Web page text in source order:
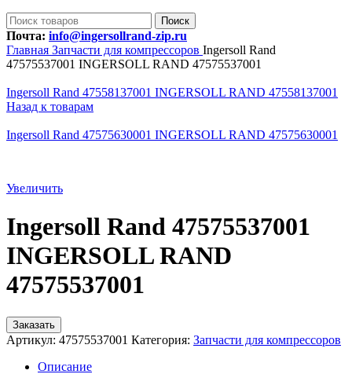
Поиск
Почта: info@ingersollrand-zip.ru
Главная Запчасти для компрессоров Ingersoll Rand
47575537001 INGERSOLL RAND 47575537001
Ingersoll Rand 47558137001 INGERSOLL RAND 47558137001
Назад к товарам
Ingersoll Rand 47575630001 INGERSOLL RAND 47575630001
Увеличить
Ingersoll Rand 47575537001
INGERSOLL RAND
47575537001
Заказать
Артикул: 47575537001 Категория: Запчасти для компрессоров
Описание